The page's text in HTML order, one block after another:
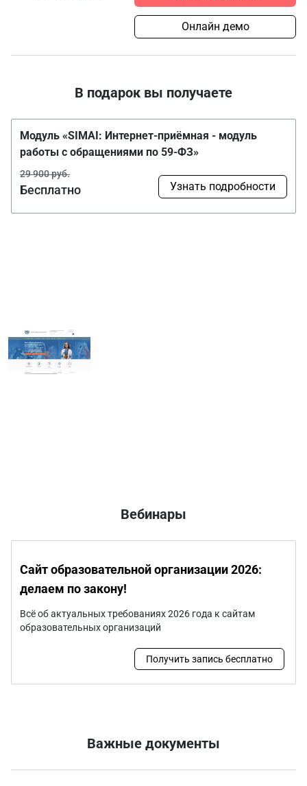
Онлайн демо
В подарок вы получаете
Модуль «SIMAI: Интернет-приёмная - модуль
работы с обращениями по 59-ФЗ»
29 900 руб.
Бесплатно Узнать подробности
Вебинары
Сайт образовательной организации 2026:
делаем по закону!
Всё об актуальных требованиях 2026 года к сайтам
образовательных организаций
Получить запись бесплатно
Важные документы